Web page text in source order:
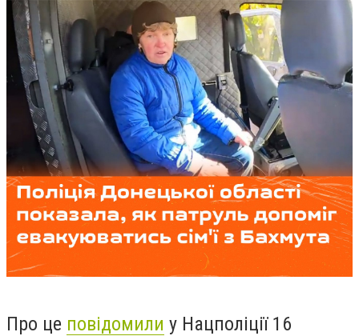
Про це повідомили у Нацполіції 16